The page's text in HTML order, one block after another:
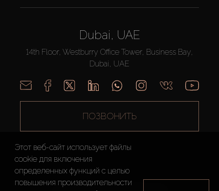
Dubai, UAE
14th Floor, Westburry Office Tower, Business Bay,
Dubai, UAE
ПОЗВОНИТЬ
Этот веб-сайт использует файлы
cookie для включения
определенных функций c целью
повышения производительности